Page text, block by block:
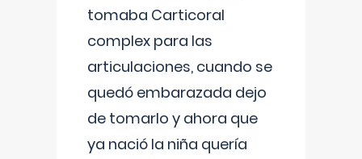
tomaba Carticoral
complex para las
articulaciones, cuando se
quedó embarazada dejo
de tomarlo y ahora que
ya nació la niña quería